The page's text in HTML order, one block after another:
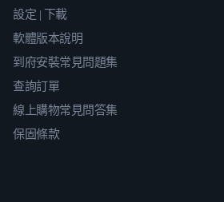
設定 | 下載
軟體版本說明
到府安裝常見問題集
查詢訂單
線上購物常見問答集
保固條款